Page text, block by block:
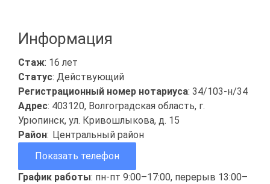
Информация
Стаж: 16 лет
Статус: Действующий
Регистрационный номер нотариуса: 34/103-н/34
Адрес: 403120, Волгоградская область, г.
Урюпинск, ул. Кривошлыкова, д. 15
Район: Центральный район
Показать телефон
График работы: пн-пт 9:00–17:00, перерыв 13:00–